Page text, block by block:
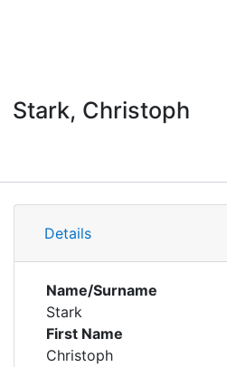
Stark, Christoph
Details
Details
Name/Surname
Stark
First Name
Christoph